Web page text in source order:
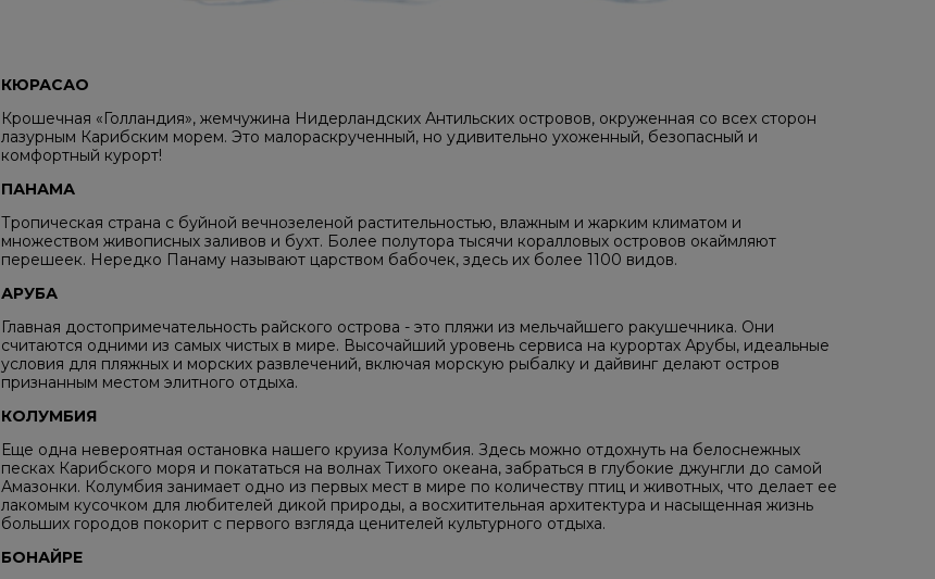
КЮРАСАО
Крошечная «Голландия», жемчужина Нидерландских Антильских островов, окруженная со всех сторон
лазурным Карибским морем. Это малораскрученный, но удивительно ухоженный, безопасный и
комфортный курорт!
ПАНАМА
Тропическая страна с буйной вечнозеленой растительностью, влажным и жарким климатом и
множеством живописных заливов и бухт. Более полутора тысячи коралловых островов окаймляют
перешеек. Нередко Панаму называют царством бабочек, здесь их более 1100 видов.
АРУБА
Главная достопримечательность райского острова - это пляжи из мельчайшего ракушечника. Они
считаются одними из самых чистых в мире. Высочайший уровень сервиса на курортах Арубы, идеальные
условия для пляжных и морских развлечений, включая морскую рыбалку и дайвинг делают остров
признанным местом элитного отдыха.
КОЛУМБИЯ
Еще одна невероятная остановка нашего круиза Колумбия. Здесь можно отдохнуть на белоснежных
песках Карибского моря и покататься на волнах Тихого океана, забраться в глубокие джунгли до самой
Амазонки. Колумбия занимает одно из первых мест в мире по количеству птиц и животных, что делает ее
лакомым кусочком для любителей дикой природы, а восхитительная архитектура и насыщенная жизнь
больших городов покорит с первого взгляда ценителей культурного отдыха.
БОНАЙРЕ